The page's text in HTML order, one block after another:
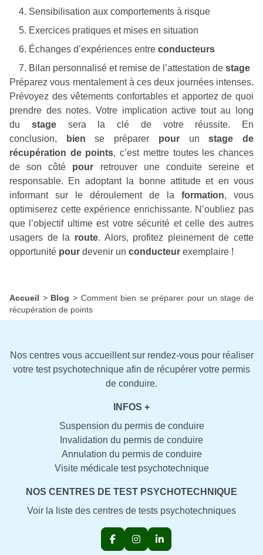
Sensibilisation aux comportements à risque
Exercices pratiques et mises en situation
Échanges d’expériences entre conducteurs
Bilan personnalisé et remise de l’attestation de stage
Préparez vous mentalement à ces deux journées intenses.
Prévoyez des vêtements confortables et apportez de quoi
prendre des notes. Votre implication active tout au long
du stagesera la clé de votre réussite. En
conclusion,
bien se préparer pourunstage de
récupération de points, c’est mettre toutes les chances
de son côté pour retrouver une conduite sereine et
responsable. En adoptant la bonne attitude et en vous
informant sur le déroulement de la formation, vous
optimiserez cette expérience enrichissante. N’oubliez pas
que l’objectif ultime est votre sécurité et celle des autres
usagers de la route. Alors, profitez pleinement de cette
opportunité pour devenir un conducteur exemplaire !
Accueil > Blog > Comment bien se préparer pour un stage de
récupération de points
Nos centres vous accueillent sur rendez-vous pour réaliser
votre test psychotechnique afin de récupérer votre permis
de conduire.
INFOS +
Suspension du permis de conduire
Invalidation du permis de conduire
Annulation du permis de conduire
Visite médicale test psychotechnique
NOS CENTRES DE TEST PSYCHOTECHNIQUE
Voir la liste des centres de tests psychotechniques